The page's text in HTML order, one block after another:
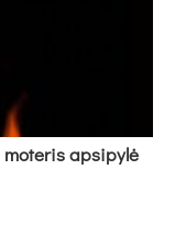
ap­si­py­lė